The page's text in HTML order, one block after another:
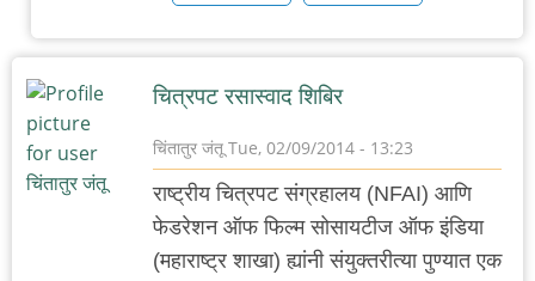
चित्रपट रसास्वाद शिबिर
चिंतातुर जंतूTue, 02/09/2014 - 13:23
राष्ट्रीय चित्रपट संग्रहालय (NFAI) आणि
फेडरेशन ऑफ फिल्म सोसायटीज ऑफ इंडिया
(महाराष्ट्र शाखा) ह्यांनी संयुक्तरीत्या पुण्यात एक